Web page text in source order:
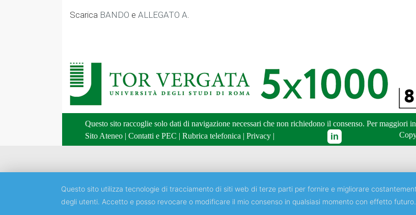
Scarica BANDO e ALLEGATO A.
Questo sito raccoglie solo dati di navigazione necessari che non richiedono il consenso. Per maggiori
Sito Ateneo | Contatti e PEC | Rubrica telefonica | Privacy |
Questo sito utilizza tecnologie di tracciamento di siti web di terze parti per fornire e migliorare
degli utenti. Accetto e posso revocare o modificare il mio consenso in qualsiasi momento con effetto futuro.